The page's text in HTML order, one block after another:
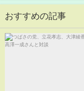
おすすめの記事